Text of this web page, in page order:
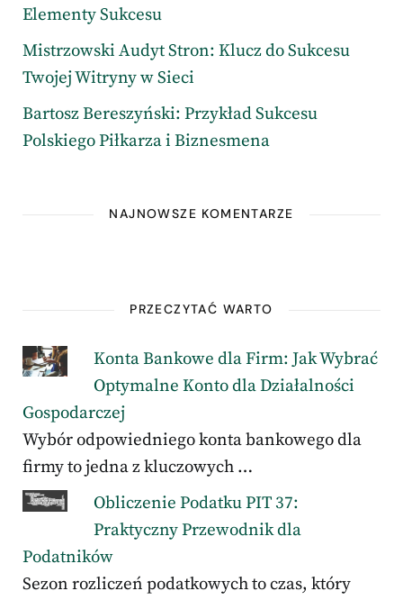
Elementy Sukcesu
Mistrzowski Audyt Stron: Klucz do Sukcesu
Twojej Witryny w Sieci
Bartosz Bereszyński: Przykład Sukcesu
Polskiego Piłkarza i Biznesmena
NAJNOWSZE KOMENTARZE
PRZECZYTAĆ WARTO
Konta Bankowe dla Firm: Jak Wybrać
Optymalne Konto dla Działalności
Gospodarczej
Wybór odpowiedniego konta bankowego dla
firmy to jedna z kluczowych …
Obliczenie Podatku PIT 37:
Praktyczny Przewodnik dla
Podatników
Sezon rozliczeń podatkowych to czas, który